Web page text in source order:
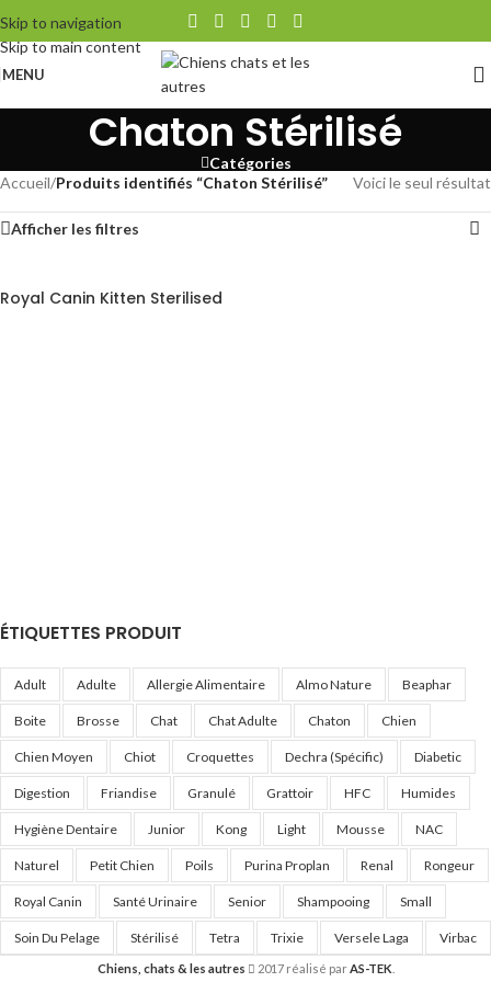
Skip to navigation
Skip to main content
MENU
Chaton Stérilisé
Catégories
Accueil/Produits identifiés “Chaton Stérilisé” Voici le seul résultat
Afficher les filtres
Royal Canin Kitten Sterilised
ÉTIQUETTES PRODUIT
Adult Adulte Allergie Alimentaire Almo Nature Beaphar
Boite Brosse Chat Chat Adulte Chaton Chien
Chien Moyen Chiot Croquettes Dechra (Spécific) Diabetic
Digestion Friandise Granulé Grattoir HFC Humides
Hygiène Dentaire Junior Kong Light Mousse NAC
Naturel Petit Chien Poils Purina Proplan Renal Rongeur
Royal Canin Santé Urinaire Senior Shampooing Small
Soin Du Pelage Stérilisé Tetra Trixie Versele Laga Virbac
Chiens, chats & les autres 2017 réalisé parAS-TEK